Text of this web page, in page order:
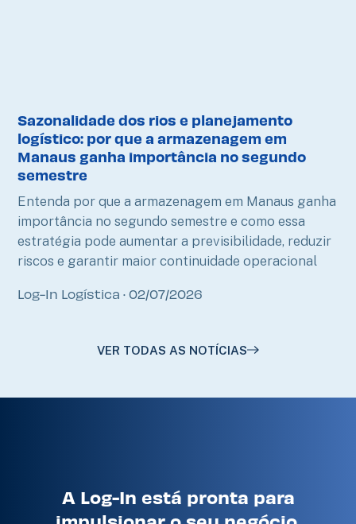
Sazonalidade dos rios e planejamento
logístico: por que a armazenagem em
Manaus ganha importância no segundo
semestre
Log-In Logística 02/07/2026
Entenda por que a armazenagem em Manaus ganha
importância no segundo semestre e como essa
estratégia pode aumentar a previsibilidade, reduzir
riscos e garantir maior continuidade operacional
VER TODAS AS NOTÍCIAS
A Log-In está pronta para